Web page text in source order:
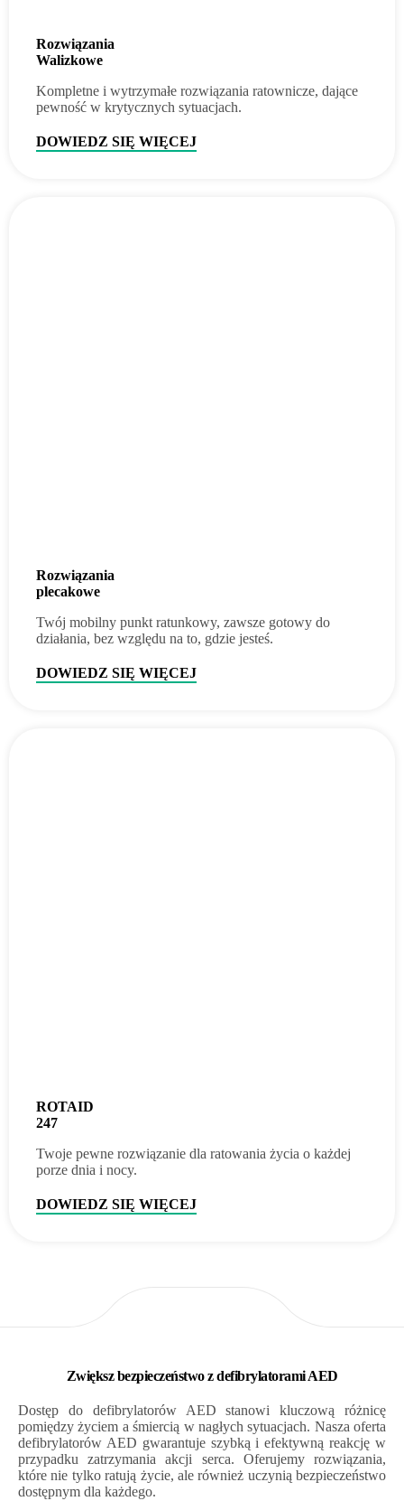
Rozwiązania
Walizkowe
Kompletne i wytrzymałe rozwiązania ratownicze, dające
pewność w krytycznych sytuacjach.
DOWIEDZ SIĘ WIĘCEJ
Rozwiązania
plecakowe
Twój mobilny punkt ratunkowy, zawsze gotowy do
działania, bez względu na to, gdzie jesteś.
DOWIEDZ SIĘ WIĘCEJ
ROTAID
247
Twoje pewne rozwiązanie dla ratowania życia o każdej
porze dnia i nocy.
DOWIEDZ SIĘ WIĘCEJ
Zwiększ bezpieczeństwo z defibrylatorami AED
Dostęp do defibrylatorów AED stanowi kluczową różnicę
pomiędzy życiem a śmiercią w nagłych sytuacjach. Nasza oferta
defibrylatorów AED gwarantuje szybką i efektywną reakcję w
przypadku zatrzymania akcji serca. Oferujemy rozwiązania,
które nie tylko ratują życie, ale również uczynią bezpieczeństwo
dostępnym dla każdego.